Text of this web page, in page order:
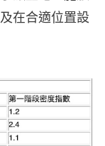
在合適位置設